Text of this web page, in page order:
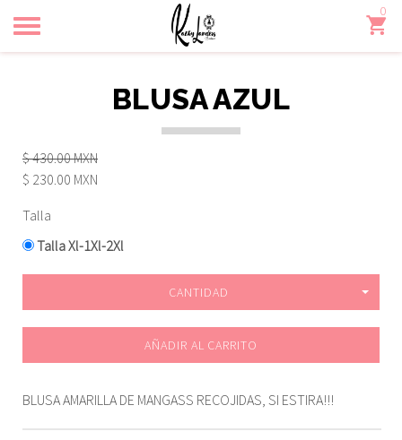
Toggle
navigation
0
BLUSA AZUL
$ 430.00 MXN
$ 230.00 MXN
Talla
Talla Xl-1Xl-2Xl
CANTIDAD
AÑADIR AL CARRITO
BLUSA AMARILLA DE MANGASS RECOJIDAS, SI ESTIRA!!!